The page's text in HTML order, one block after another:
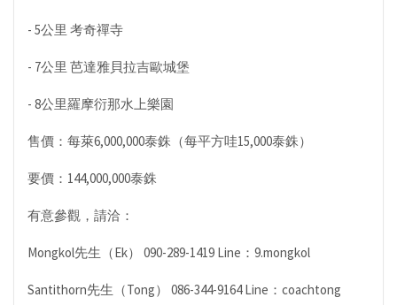
- 5公里 考奇禪寺
- 7公里 芭達雅貝拉吉歐城堡
- 8公里羅摩衍那水上樂園
售價：每萊6,000,000泰銖（每平方哇15,000泰銖）
要價：144,000,000泰銖
有意參觀，請洽：
Mongkol先生（Ek） 090-289-1419 Line：9.mongkol
Santithorn先生（Tong） 086-344-9164 Line：coachtong